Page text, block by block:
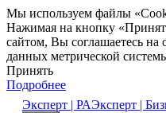
Мы используем файлы
Нажимая на кнопку
сайтом, Вы соглашаетесь на
данных метрической
Принять
Подробнее
Эксперт | РАЭксперт |